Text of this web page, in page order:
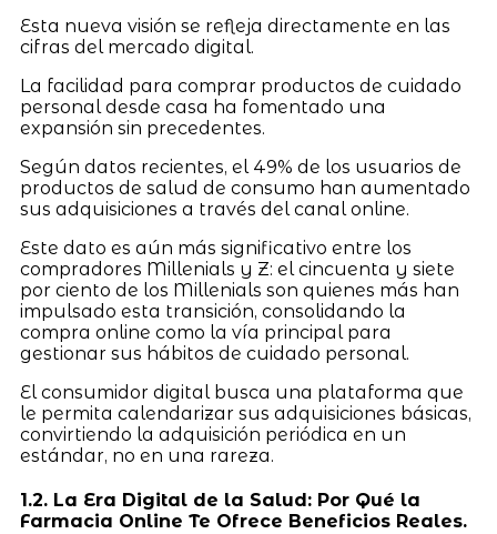
Esta nueva visión se refleja directamente en las
cifras del mercado digital.
La facilidad para comprar productos de cuidado
personal desde casa ha fomentado una
expansión sin precedentes.
Según datos recientes, el 49% de los usuarios de
productos de salud de consumo han aumentado
sus adquisiciones a través del canal online.
Este dato es aún más significativo entre los
compradores Millenials y Z: el cincuenta y siete
por ciento de los Millenials son quienes más han
impulsado esta transición, consolidando la
compra online como la vía principal para
gestionar sus hábitos de cuidado personal.
El consumidor digital busca una plataforma que
le permita calendarizar sus adquisiciones básicas,
convirtiendo la adquisición periódica en un
estándar, no en una rareza.
1.2. La Era Digital de la Salud: Por Qué la
Farmacia Online Te Ofrece Beneficios Reales.